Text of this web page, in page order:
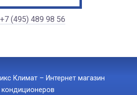
+7 (495) 489 98 56
Климат – Интернет магазин
кондиционеров